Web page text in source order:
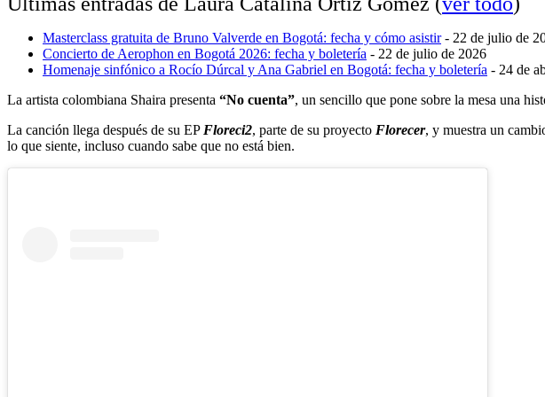
Masterclass gratuita de Bruno Valverde en Bogotá: fecha y cómo asistir- 22 de julio de
Concierto de Aerophon en Bogotá 2026: fecha y boletería - 22 de julio de 2026
Homenaje sinfónico a Rocío Dúrcal y Ana Gabriel en Bogotá: fecha y boletería - 24 de
La artista colombiana Shaira presenta “No cuenta”, un sencillo que pone sobre la mesa una
La canción llega después de su EP Floreci2, parte de su proyecto Florecer, y muestra un
lo que siente, incluso cuando sabe que no está bien.